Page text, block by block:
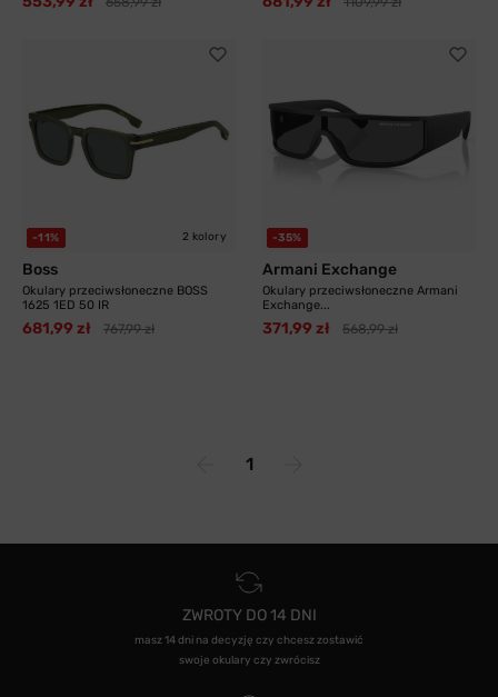
-11% 2 kolory
Boss
Okulary przeciwsłoneczne BOSS
1625 1ED 50 IR
681,99 zł 767,99 zł
-35%
Armani Exchange
Okulary przeciwsłoneczne Armani
Exchange...
371,99 zł 568,99 zł
1
ZWROTY DO 14 DNI
masz 14 dni na decyzję czy chcesz zostawić
swoje okulary czy zwrócisz